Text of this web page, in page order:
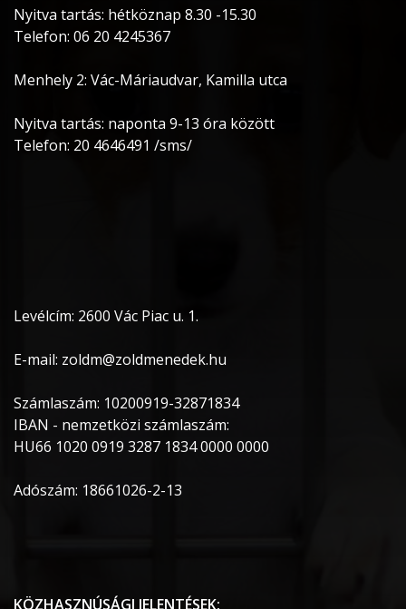
Nyitva tartás: hétköznap 8.30 -15.30
Telefon: 06 20 4245367
Menhely 2: Vác-Máriaudvar, Kamilla utca
Nyitva tartás: naponta 9-13 óra között
Telefon: 20 4646491 /sms/
Levélcím: 2600 Vác Piac u. 1.
E-mail: zoldm@zoldmenedek.hu
Számlaszám: 10200919-32871834
IBAN - nemzetközi számlaszám:
HU66 1020 0919 3287 1834 0000 0000
Adószám: 18661026-2-13
KÖZHASZNÚSÁGI JELENTÉSEK: